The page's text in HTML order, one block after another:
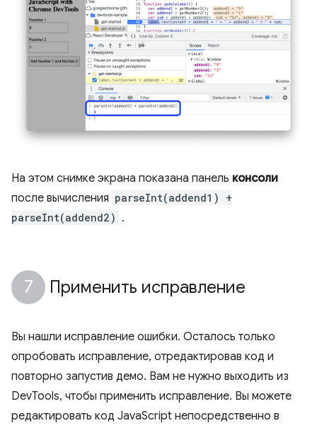
На этом снимке экрана показана панель консоли
после вычисления parseInt(addend1) +
parseInt(addend2) .
Применить исправление
Вы нашли исправление ошибки. Осталось только
опробовать исправление, отредактировав код и
повторно запустив демо. Вам не нужно выходить из
DevTools, чтобы применить исправление. Вы можете
редактировать код JavaScript непосредственно в